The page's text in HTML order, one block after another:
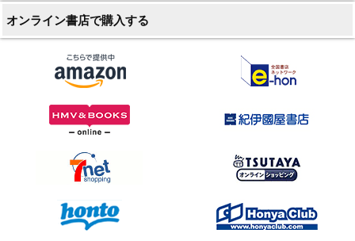
オンライン書店で購入する